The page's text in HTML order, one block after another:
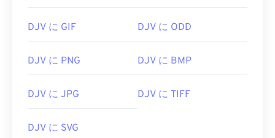
DJV に GIF DJV に ODD
DJV に PNG DJV に BMP
DJV に JPG DJV に TIFF
DJV に SVG